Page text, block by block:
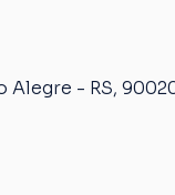
Alegre - RS,